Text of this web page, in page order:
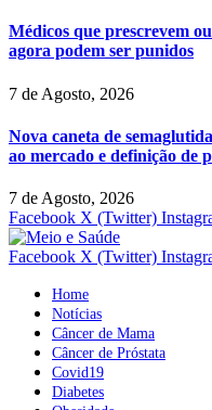
Médicos que prescrevem
agora podem ser punidos
7 de Agosto, 2026
Nova caneta de
ao mercado e definição de
7 de Agosto, 2026
Facebook X (Twitter)
Facebook X (Twitter)
Home
Notícias
Câncer de Mama
Câncer de Próstata
Covid19
Diabetes